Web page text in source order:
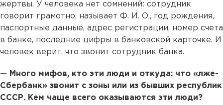
жертвы. У человека нет сомнений: сотрудник
говорит грамотно, называет Ф. И. О., год рождения,
паспортные данные, адрес регистрации, номер счета
в банке, последние цифры в банковской карточке. И
человек верит, что звонит сотрудник банка.
— Много мифов, кто эти люди и откуда: что «лже-
Сбербанк» звонит с зоны или из бывших республик
СССР. Кем чаще всего оказываются эти люди?